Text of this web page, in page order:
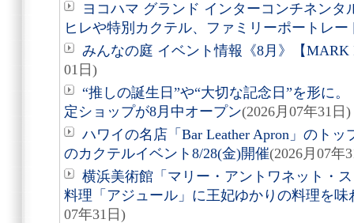
ヨコハマ グランド インターコンチネンタ
ヒレや特別カクテル、ファミリーポートレー
みんなの庭 イベント情報《8月》【MARK
01日)
“推しの誕生日”や“大切な記念日”を形に。
定ショップが8月中オープン(2026月07年31日)
ハワイの名店「Bar Leather Apron」のト
のカクテルイベント8/28(金)開催(2026月07年
横浜美術館「マリー・アントワネット・
料理「アジュール」に王妃ゆかりの料理を
07年31日)